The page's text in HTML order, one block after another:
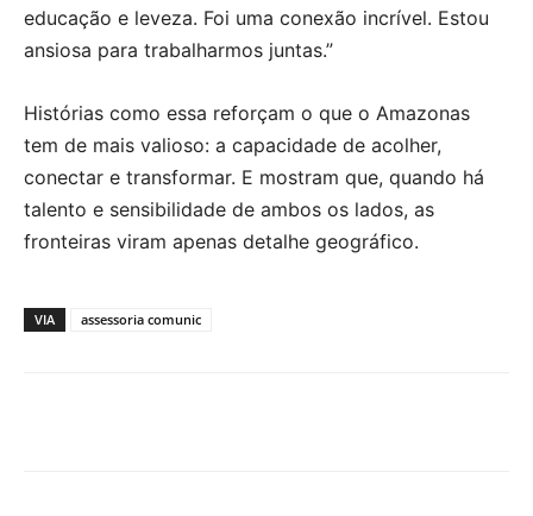
educação e leveza. Foi uma conexão incrível. Estou
ansiosa para trabalharmos juntas.”
Histórias como essa reforçam o que o Amazonas
tem de mais valioso: a capacidade de acolher,
conectar e transformar. E mostram que, quando há
talento e sensibilidade de ambos os lados, as
fronteiras viram apenas detalhe geográfico.
VIA assessoria comunic